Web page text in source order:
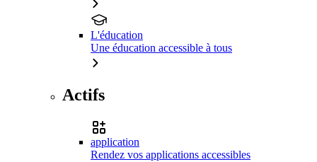
L'éducation
Une éducation accessible à tous
Actifs
application
Rendez vos applications accessibles